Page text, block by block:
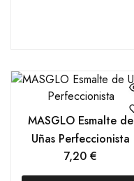
MASGLO Esmalte de
Uñas Perfeccionista
7,20€